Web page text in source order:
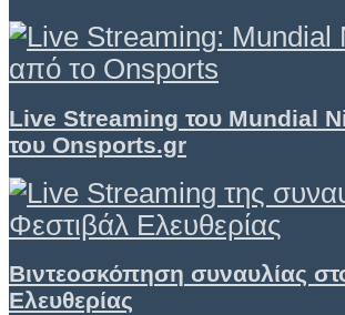
Live Streaming του Mundial
του Onsports.gr
Βιντεοσκόπηση συναυλίας
Ελευθερίας